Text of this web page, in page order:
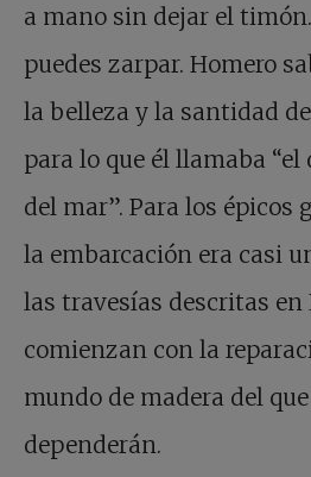
a mano sin dejar el
puedes zarpar. Homero
la belleza y la santidad
para lo que él llamaba
del mar”. Para los épicos
la embarcación era casi
las travesías descritas en
comienzan con la
mundo de madera del
dependerán.